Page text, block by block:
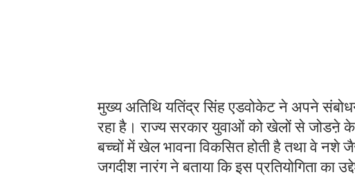
मुख्य अतिथि यतिंद्र सिंह एडवोकेट ने अपने
रहा है। राज्य सरकार युवाओं को खेलों से जोडऩे
बच्चों में खेल भावना विकसित होती है तथा वे नशे
जगदीश नारंग ने बताया कि इस प्रतियोगिता का